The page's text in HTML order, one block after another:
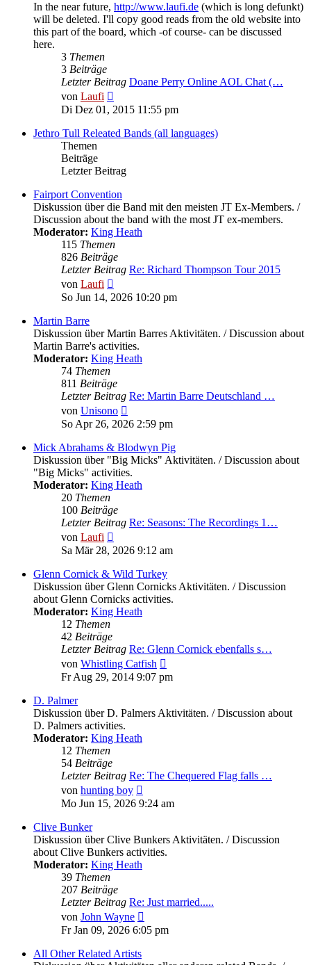
In the near future, http://www.laufi.de (which is long defunkt)
will be deleted. I'll copy good reads from the old website into
this part of the board, which -of course- can be discussed
here.
3 Themen
3 Beiträge
Letzter Beitrag Doane Perry Online AOL Chat (…
von Laufi
Beitrag
Di Dez 01, 2015 11:55 pm
Jethro Tull Releated Bands (all languages)
Themen
Beiträge
Letzter Beitrag
Fairport Convention
Diskussion über die Band mit den meisten JT Ex-Members. /
Discussion about the band with the most JT ex-members.
Moderator: King Heath
115 Themen
826 Beiträge
Letzter Beitrag Re: Richard Thompson Tour 2015
von Laufi
Beitrag
So Jun 14, 2026 10:20 pm
Martin Barre
Diskussion über Martin Barres Aktivitäten. / Discussion about
Martin Barre's activities.
Moderator: King Heath
74 Themen
811 Beiträge
Letzter Beitrag Re: Martin Barre Deutschland …
von Unisono
Beitrag
So Apr 26, 2026 2:59 pm
Mick Abrahams & Blodwyn Pig
Diskussion über "Big Micks" Aktivitäten. / Discussion about
"Big Micks" activities.
Moderator: King Heath
20 Themen
100 Beiträge
Letzter Beitrag Re: Seasons: The Recordings 1…
von Laufi
Beitrag
Sa Mär 28, 2026 9:12 am
Glenn Cornick & Wild Turkey
Diskussion über Glenn Cornicks Aktivitäten. / Discussion
about Glenn Cornicks activities.
Moderator: King Heath
12 Themen
42 Beiträge
Letzter Beitrag Re: Glenn Cornick ebenfalls s…
von Whistling Catfish
Beitrag
Fr Aug 29, 2014 9:07 pm
D. Palmer
Diskussion über D. Palmers Aktivitäten. / Discussion about
D. Palmers activities.
Moderator: King Heath
12 Themen
54 Beiträge
Letzter Beitrag Re: The Chequered Flag falls …
von hunting boy
Beitrag
Mo Jun 15, 2026 9:24 am
Clive Bunker
Diskussion über Clive Bunkers Aktivitäten. / Discussion
about Clive Bunkers activities.
Moderator: King Heath
39 Themen
207 Beiträge
Letzter Beitrag Re: Just married.....
von John Wayne
Beitrag
Fr Jan 09, 2026 6:05 pm
All Other Related Artists